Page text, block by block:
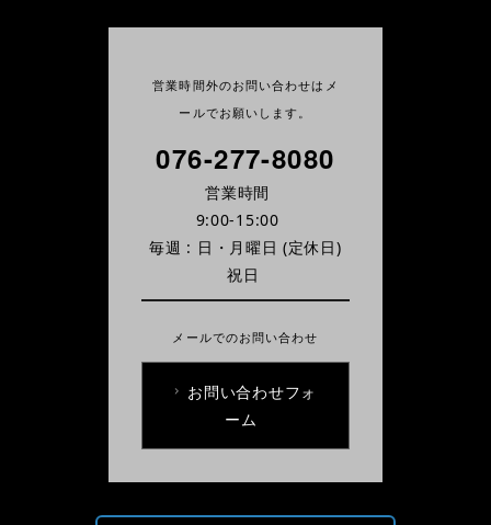
営業時間外のお問い合わせはメ
ールでお願いします。
076-277-8080
営業時間
9:00-15:00
毎週 : 日・月曜日 (定休日)
祝日
メールでのお問い合わせ
お問い合わせフォ
ーム